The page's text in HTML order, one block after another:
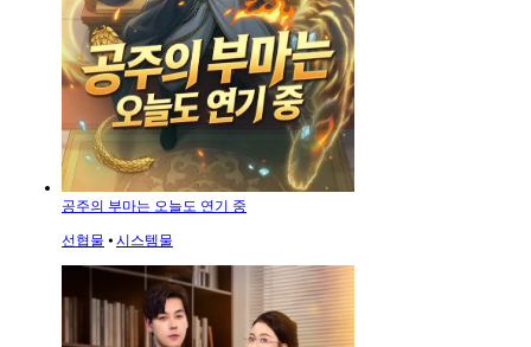
공주의 부마는 오늘도 연기 중
선협물 ⦁ 시스템물